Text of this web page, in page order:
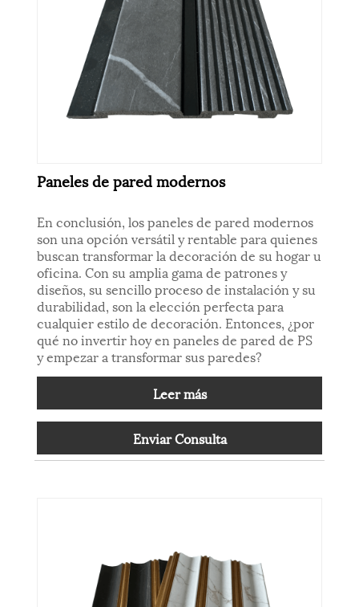
Paneles de pared modernos
En conclusión, los paneles de pared modernos
son una opción versátil y rentable para quienes
buscan transformar la decoración de su hogar u
oficina. Con su amplia gama de patrones y
diseños, su sencillo proceso de instalación y su
durabilidad, son la elección perfecta para
cualquier estilo de decoración. Entonces, ¿por
qué no invertir hoy en paneles de pared de PS
y empezar a transformar sus paredes?
Leer más
Enviar Consulta